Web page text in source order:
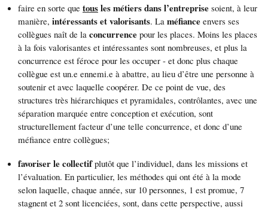
faire en sorte que tousles métiers dans l’entreprise soient, à leur
manière, intéressants et valorisants. La méfiance envers ses
collègues naît de la concurrence pour les places. Moins les places
à la fois valorisantes et intéressantes sont nombreuses, et plus la
concurrence est féroce pour les occuper - et donc plus chaque
collègue est un.e ennemi.e à abattre, au lieu d’être une personne à
soutenir et avec laquelle coopérer. De ce point de vue, des
structures très hiérarchiques et pyramidales, contrôlantes, avec une
séparation marquée entre conception et exécution, sont
structurellement facteur d’une telle concurrence, et donc d’une
méfiance entre collègues;
favoriser le collectifplutôt que l’individuel, dans les missions et
l’évaluation. En particulier, les méthodes qui ont été à la mode
selon laquelle, chaque année, sur 10 personnes, 1 est promue, 7
stagnent et 2 sont licenciées, sont, dans cette perspective, aussi